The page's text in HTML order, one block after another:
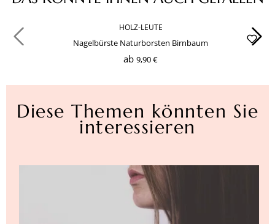
HOLZ-LEUTE
Nagelbürste Naturborsten Birnbaum
ab 9,90 €
Diese Themen könnten Sie
interessieren